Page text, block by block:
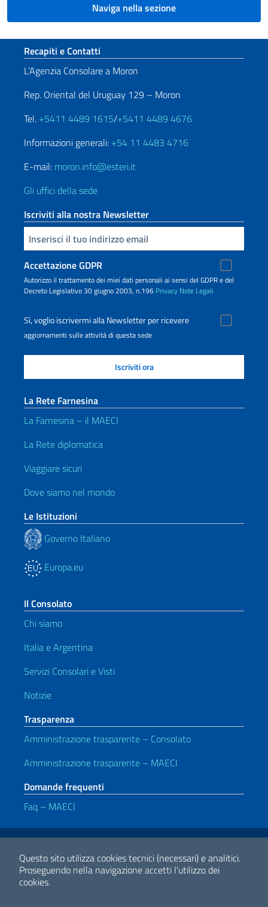
Questo sito utilizza cookies tecnici (necessari) e analitici.
Proseguendo nella navigazione accetti l'utilizzo dei
cookies.
Naviga nella sezione
Sezione footer
Recapiti e Contatti
L’Agenzia Consolare a Moron
Rep. Oriental del Uruguay 129 – Moron
Tel. +5411 4489 1615/+5411 4489 4676
Informazioni generali: +54 11 4483 4716
E-mail: moron.info@esteri.it
Gli uffici della sede
Iscriviti alla nostra Newsletter
Inserisci la tua email
Accettazione GDPR
Autorizzo il trattamento dei miei dati personali ai sensi del GDPR e del
Decreto Legislativo 30 giugno 2003, n.196 Privacy Note Legali
Sì, voglio iscrivermi alla Newsletter per ricevere
aggiornamenti sulle attività di questa sede
La Rete Farnesina
La Farnesina – il MAECI
La Rete diplomatica
Viaggiare sicuri
Dove siamo nel mondo
Le Istituzioni
Governo Italiano
Europa.eu
Il Consolato
Chi siamo
Italia e Argentina
Servizi Consolari e Visti
Notizie
Trasparenza
Amministrazione trasparente – Consolato
Amministrazione trasparente – MAECI
Domande frequenti
Faq – MAECI
Link Utili